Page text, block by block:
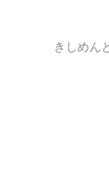
きしめん